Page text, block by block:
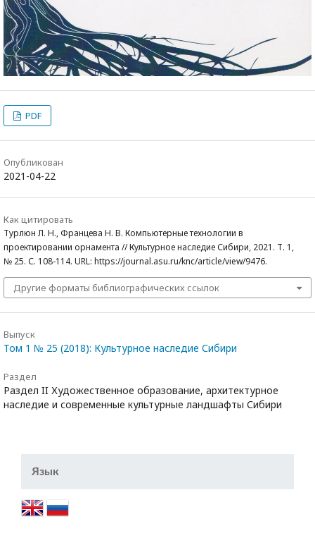
PDF
Опубликован
2021-04-22
Как цитировать
Турлюн Л. Н., Францева Н. В. Компьютерные технологии в
проектировании орнамента // Культурное наследие Сибири, 2021. Т. 1,
№ 25. С. 108-114. URL: https://journal.asu.ru/knc/article/view/9476.
Другие форматы библиографических ссылок
Выпуск
Том 1 № 25 (2018): Культурное наследие Сибири
Раздел
Раздел II Художественное образование, архитектурное
наследие и современные культурные ландшафты Сибири
Язык